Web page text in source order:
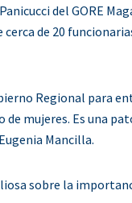
del GORE
de 20
Regional para
mujeres. Es una
Mancilla.
sobre la